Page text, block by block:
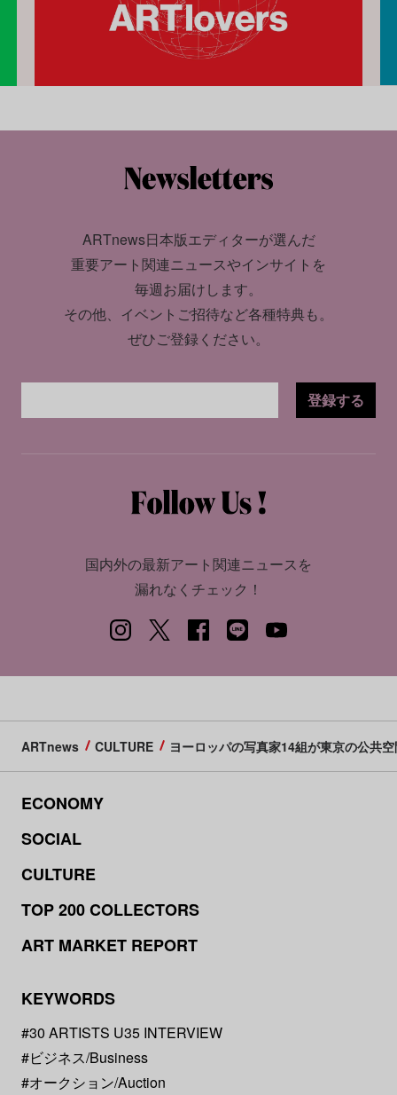
ARTnews日本版エディターが選んだ
重要アート関連ニュースやインサイトを
毎週お届けします。
その他、イベントご招待など各種特典も。
ぜひご登録ください。
登録する
国内外の最新アート関連ニュースを
漏れなくチェック！
ARTnews CULTURE ヨーロッパの写真家14組が東京の公共
ECONOMY
SOCIAL
CULTURE
TOP 200 COLLECTORS
ART MARKET REPORT
KEYWORDS
#30 ARTISTS U35 INTERVIEW
#ビジネス/Business
#オークション/Auction